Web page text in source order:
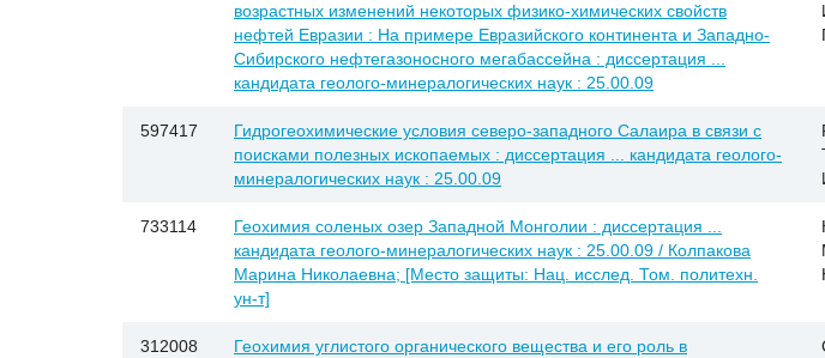
возрастных изменений некоторых физико-химических свойств
нефтей Евразии : На примере Евразийского континента и Западно-
Сибирского нефтегазоносного мегабассейна : диссертация ...
кандидата геолого-минералогических наук : 25.00.09
597417
Гидрогеохимические условия северо-западного Салаира в связи с
поисками полезных ископаемых : диссертация ... кандидата геолого-
минералогических наук : 25.00.09
733114
Геохимия соленых озер Западной Монголии : диссертация ...
кандидата геолого-минералогических наук : 25.00.09 / Колпакова
Марина Николаевна; [Место защиты: Нац. исслед. Том. политехн.
ун-т]
312008
Геохимия углистого органического вещества и его роль в